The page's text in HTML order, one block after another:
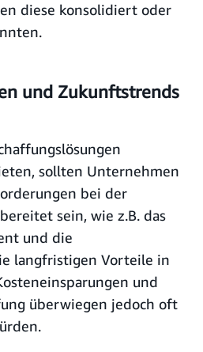
diese konsolidiert oder
und Zukunftstrends
sollten Unternehmen
bei der
sein, wie z.B. das
und die
langfristigen Vorteile in
und
überwiegen jedoch oft